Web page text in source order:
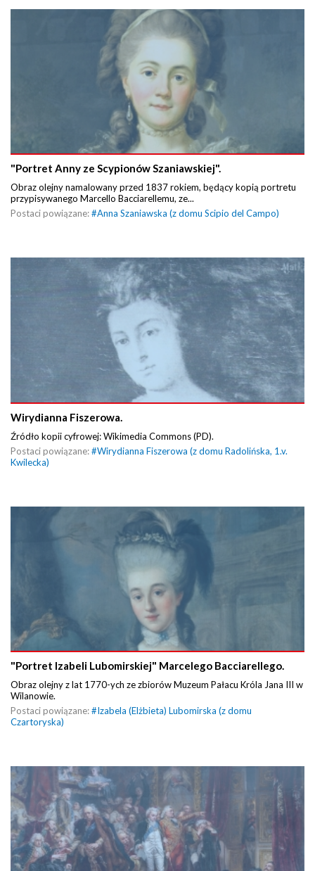
"Portret Anny ze Scypionów Szaniawskiej".
Obraz olejny namalowany przed 1837 rokiem, będący kopią portretu
przypisywanego Marcello Bacciarellemu, ze...
Postaci powiązane:#Anna Szaniawska (z domu Scipio del Campo)
Wirydianna Fiszerowa.
Źródło kopii cyfrowej: Wikimedia Commons (PD).
Postaci powiązane:#Wirydianna Fiszerowa (z domu Radolińska, 1.v.
Kwilecka)
"Portret Izabeli Lubomirskiej" Marcelego Bacciarellego.
Obraz olejny z lat 1770-ych ze zbiorów Muzeum Pałacu Króla Jana III w
Wilanowie.
Postaci powiązane:#Izabela (Elżbieta) Lubomirska (z domu
Czartoryska)